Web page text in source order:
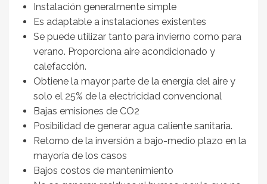
Instalación generalmente simple
Es adaptable a instalaciones existentes
Se puede utilizar tanto para invierno como para
verano. Proporciona aire acondicionado y
calefacción.
Obtiene la mayor parte de la energía del aire y
solo el 25% de la electricidad convencional
Bajas emisiones de CO2
Posibilidad de generar agua caliente sanitaria.
Retorno de la inversión a bajo-medio plazo en la
mayoría de los casos
Bajos costos de mantenimiento